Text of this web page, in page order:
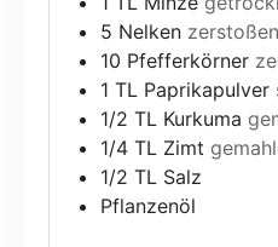
5 Nelken zerstoßen
10 Pfefferkörner
1 TL Paprikapulver
1/2 TL Kurkuma
1/4 TL Zimt
1/2 TL Salz
Pflanzenöl